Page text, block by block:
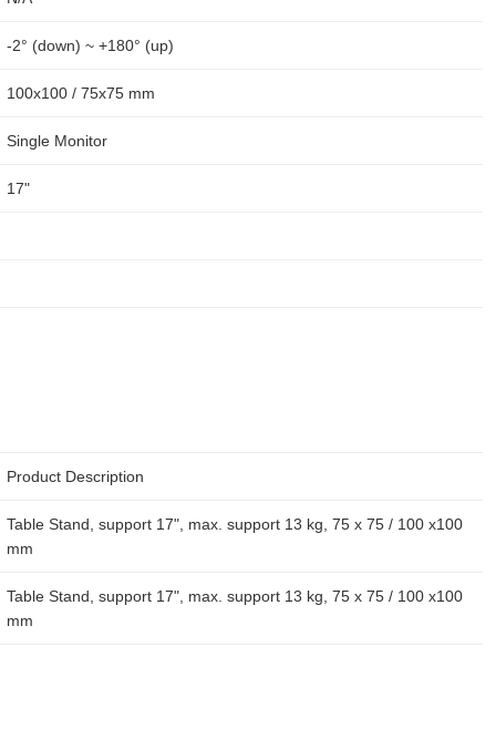
-2° (down) ~ +180° (up)
100x100 / 75x75 mm
Single Monitor
17"
Product Description
Table Stand, support 17", max. support 13 kg, 75 x 75 / 100 x100
mm
Table Stand, support 17", max. support 13 kg, 75 x 75 / 100 x100
mm